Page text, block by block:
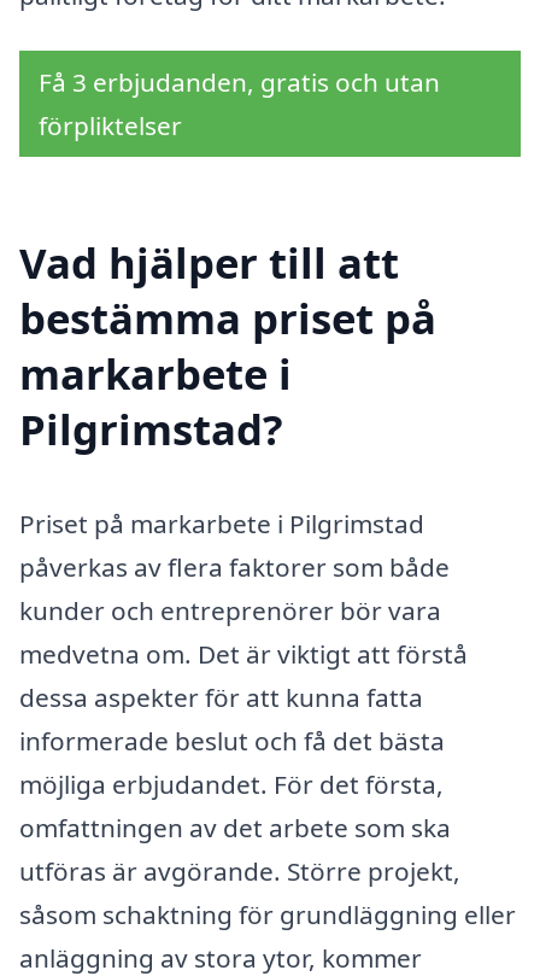
Få 3 erbjudanden, gratis och utan
förpliktelser
Vad hjälper till att
bestämma priset på
markarbete i
Pilgrimstad?
Priset på markarbete i Pilgrimstad
påverkas av flera faktorer som både
kunder och entreprenörer bör vara
medvetna om. Det är viktigt att förstå
dessa aspekter för att kunna fatta
informerade beslut och få det bästa
möjliga erbjudandet. För det första,
omfattningen av det arbete som ska
utföras är avgörande. Större projekt,
såsom schaktning för grundläggning eller
anläggning av stora ytor, kommer